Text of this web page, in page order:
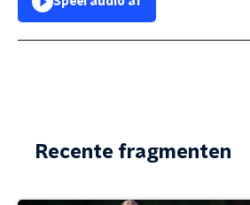
Recente fragmenten